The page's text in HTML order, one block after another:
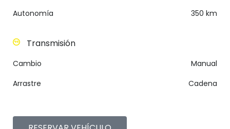
Autonomía 350 km
Transmisión
Cambio
Manual
Arrastre
Cadena